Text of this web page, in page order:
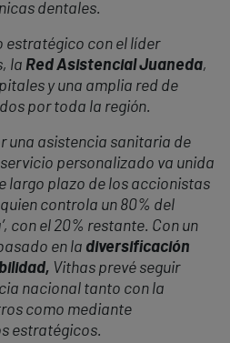
dentales.
estratégico con el líder
la Red Asistencial Juaneda,
y una amplia red de
por toda la región.
una asistencia sanitaria de
personalizado va unida
largo plazo de los accionistas
controla un 80% del
con el 20% restante. Con un
en la diversificación
Vithas prevé seguir
nacional tanto con la
como mediante
estratégicos.